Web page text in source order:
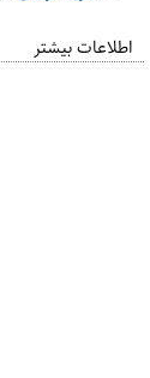
اطلاعات بیشتر